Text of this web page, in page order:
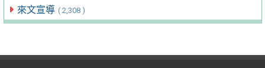
來文宣導 ( 2,308 )